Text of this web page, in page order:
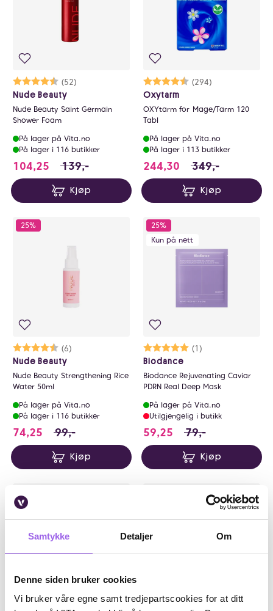
Samtykke Detaljer Om
Denne siden bruker cookies
Vi bruker våre egne samt tredjepartscookies for at ditt
Karakter:
(52)
4.8 av 5 mulige
Nude Beauty
Nude Beauty Saint Germain
Shower Foam
På lager på Vita.no
På lager i 116 butikker
104,25 104.25 i stedet for 139 NOK, du sparer 34.75
139,-
Kjøp
Karakter:
(294)
4.5 av 5 mulige
Oxytarm
OXYtarm for Mage/Tarm 120
Tabl
På lager på Vita.no
På lager i 113 butikker
244,30 244.3 i stedet for
349,-
Kjøp
25%
Karakter:
(6)
4.2 av 5 mulige
Nude Beauty
Nude Beauty Strengthening Rice
Water 50ml
På lager på Vita.no
På lager i 116 butikker
74,25 74.25 i stedet for 99 NOK, du sparer 24.75
99,-
Kjøp
25%
Kun på nett
Karakter:
(1)
5.0 av 5 mulige
Biodance
Biodance Rejuvenating Caviar
PDRN Real Deep Mask
På lager på Vita.no
Utilgjengelig i butikk
59,25 59.25 i stedet for
79,-
Kjøp